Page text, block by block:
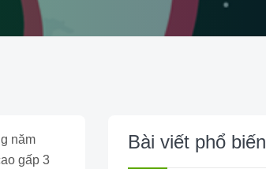
năm
gấp 3
Bài viết phổ biến